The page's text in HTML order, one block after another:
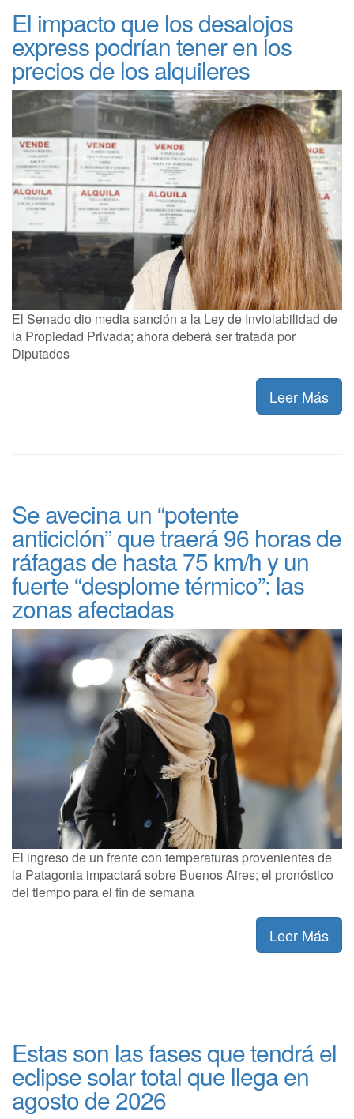
El impacto que los desalojos
express podrían tener en los
precios de los alquileres
El Senado dio media sanción a la Ley de Inviolabilidad de
la Propiedad Privada; ahora deberá ser tratada por
Diputados
Leer Más
Se avecina un “potente
anticiclón” que traerá 96 horas de
ráfagas de hasta 75 km/h y un
fuerte “desplome térmico”: las
zonas afectadas
El ingreso de un frente con temperaturas provenientes de
la Patagonia impactará sobre Buenos Aires; el pronóstico
del tiempo para el fin de semana
Leer Más
Estas son las fases que tendrá el
eclipse solar total que llega en
agosto de 2026